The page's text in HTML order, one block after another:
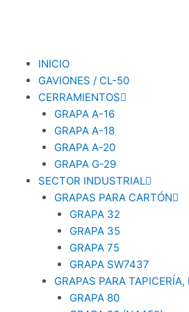
INICIO
GAVIONES / CL-50
CERRAMIENTOS
GRAPA A-16
GRAPA A-18
GRAPA A-20
GRAPA G-29
SECTOR INDUSTRIAL
GRAPAS PARA CARTÓN
GRAPA 32
GRAPA 35
GRAPA 75
GRAPA SW7437
GRAPAS PARA
GRAPA 80